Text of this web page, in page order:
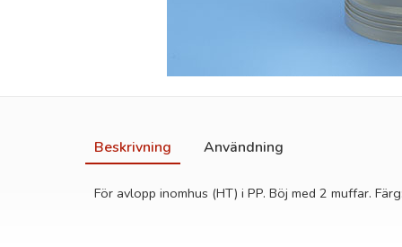
Beskrivning Användning
För avlopp inomhus (HT) i PP. Böj med 2 muffar.